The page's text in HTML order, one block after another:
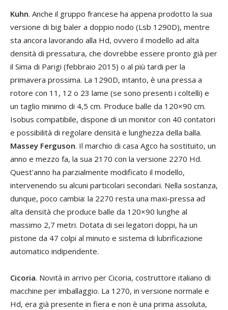
Kuhn. Anche il gruppo francese ha appena prodotto la sua
versione di big baler a doppio nodo (Lsb 1290D), mentre
sta ancora lavorando alla Hd, ovvero il modello ad alta
densità di pressatura, che dovrebbe essere pronto già per
il Sima di Parigi (febbraio 2015) o al più tardi per la
primavera prossima. La 1290D, intanto, è una pressa a
rotore con 11, 12 o 23 lame (se sono presenti i coltelli) e
un taglio minimo di 4,5 cm. Produce balle da 120×90 cm.
Isobus compatibile, dispone di un monitor con 40 contatori
e possibilità di regolare densità e lunghezza della balla.
Massey Ferguson. Il marchio di casa Agco ha sostituito, un
anno e mezzo fa, la sua 2170 con la versione 2270 Hd.
Quest’anno ha parzialmente modificato il modello,
intervenendo su alcuni particolari secondari. Nella sostanza,
dunque, poco cambia: la 2270 resta una maxi-pressa ad
alta densità che produce balle da 120×90 lunghe al
massimo 2,7 metri. Dotata di sei legatori doppi, ha un
pistone da 47 colpi al minuto e sistema di lubrificazione
automatico indipendente.
Cicoria. Novità in arrivo per Cicoria, costruttore italiano di
macchine per imballaggio. La 1270, in versione normale e
Hd, era già presente in fiera e non è una prima assoluta,